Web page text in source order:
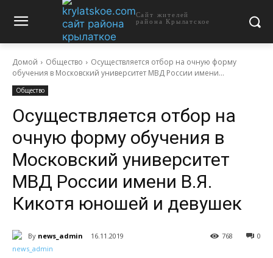
Сайт жителей
района Крылатское
Домой Общество
Осуществляется отбор на очную форму
обучения в Московский университет МВД России имени...
Общество
Осуществляется отбор на
очную форму обучения в
Московский университет
МВД России имени В.Я.
Кикотя юношей и девушек
By news_admin 16.11.2019 0
768